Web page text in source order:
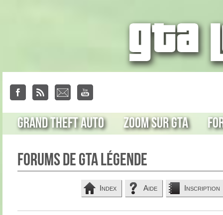
Grand Theft Auto Zoom sur GTA
Forums de GTA Légende
Index Aide Inscription